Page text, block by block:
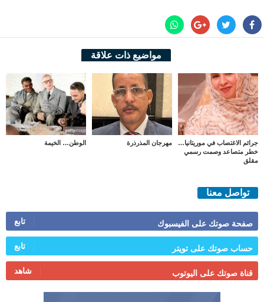
مواضيع ذات علاقة
جرائم الاغتصاب في موريتانيا…
خطر متصاعد وصمت رسمي
مقلق
مهرجان المذرذرة الوطن… الخيمة
تواصل معنا
صفحة صوتك على الفيسبوك تابع
حساب صوتك على تويتر تابع
قناة صوتك على اليوتوب شاهد